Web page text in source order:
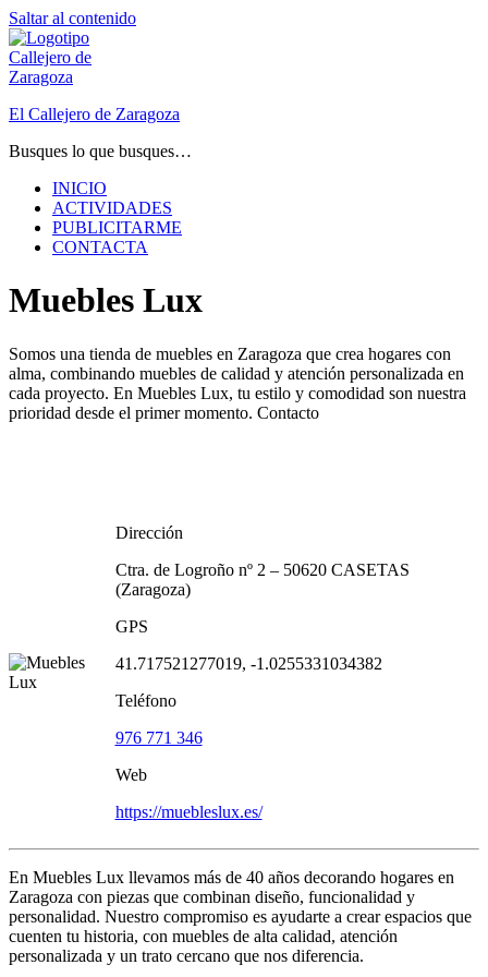
Saltar al contenido
El Callejero de Zaragoza
Busques lo que busques…
INICIO
ACTIVIDADES
PUBLICITARME
CONTACTA
Muebles Lux
Somos una tienda de muebles en Zaragoza que crea hogares con
alma, combinando muebles de calidad y atención personalizada en
cada proyecto. En Muebles Lux, tu estilo y comodidad son nuestra
prioridad desde el primer momento. Contacto
Dirección
Ctra. de Logroño nº 2 – 50620 CASETAS
(Zaragoza)
GPS
41.717521277019, -1.0255331034382
Teléfono
976 771 346
Web
https://muebleslux.es/
En Muebles Lux llevamos más de 40 años decorando hogares en
Zaragoza con piezas que combinan diseño, funcionalidad y
personalidad. Nuestro compromiso es ayudarte a crear espacios que
cuenten tu historia, con muebles de alta calidad, atención
personalizada y un trato cercano que nos diferencia.